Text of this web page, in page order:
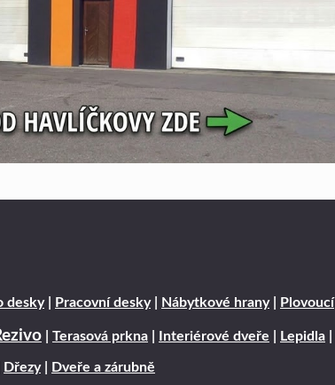
desky| Pracovní desky| Nábytkové hrany| Plovoucí
Terasová prkna Interiérové dveře Lepidla
Dřezy| Dveře a zárubně